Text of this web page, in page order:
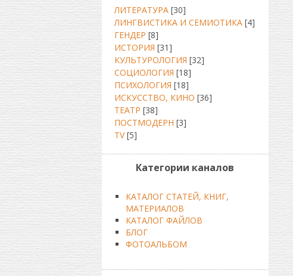
ЛИТЕРАТУРА [30]
ЛИНГВИСТИКА И СЕМИОТИКА [4]
ГЕНДЕР [8]
ИСТОРИЯ [31]
КУЛЬТУРОЛОГИЯ [32]
СОЦИОЛОГИЯ [18]
ПСИХОЛОГИЯ [18]
ИСКУССТВО, КИНО [36]
ТЕАТР [38]
ПОСТМОДЕРН [3]
TV [5]
Категории каналов
КАТАЛОГ СТАТЕЙ, КНИГ,
МАТЕРИАЛОВ
КАТАЛОГ ФАЙЛОВ
БЛОГ
ФОТОАЛЬБОМ